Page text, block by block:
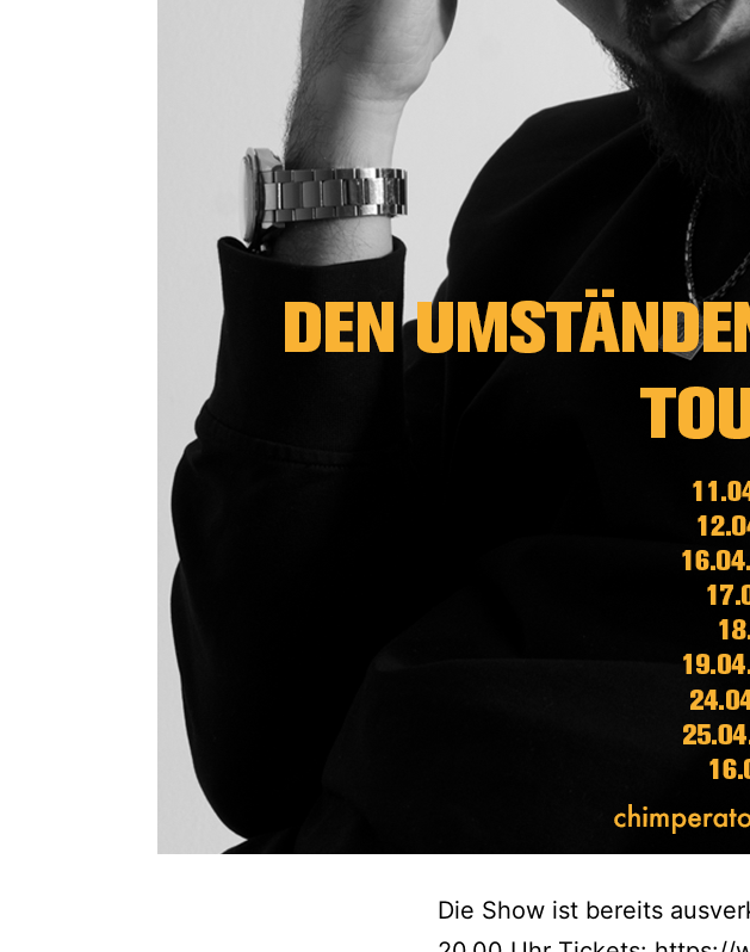
Die Show ist bereits